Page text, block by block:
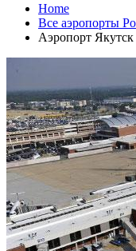
Home
Все аэропорты
Аэропорт